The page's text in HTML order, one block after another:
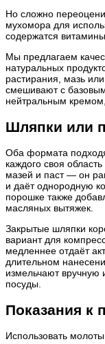
Но сложно
мухомора для
содержатся
Мы предлагаем
натуральных
растирания, мазь
смешивают с
нейтральным
Шляпки или
Оба формата
каждого своя
мазей и паст — он
и даёт однородную
порошке также
масляных вытяжек.
Закрытые шляпки
вариант для
медленнее отдаёт
длительном
измельчают вручную
посуды.
Показания к
Использовать